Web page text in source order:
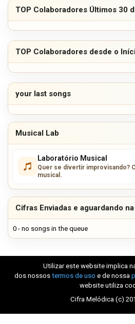
TOP Colaboradores Últimos 30
TOP Colaboradores desde o
your last songs
Musical Lab
Laboratório Musical
Quer se divertir improvisando?
musical.
Cifras Enviadas e aguardando
0 - no songs in the queue
Utilizar este website implica
dos nossos termos de uso e de nossa
website utiliza
Cifra Melódica (c)